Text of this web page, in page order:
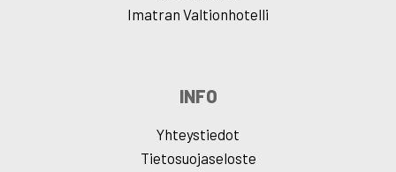
Imatran Valtionhotelli
INFO
Yhteystiedot
Tietosuojaseloste